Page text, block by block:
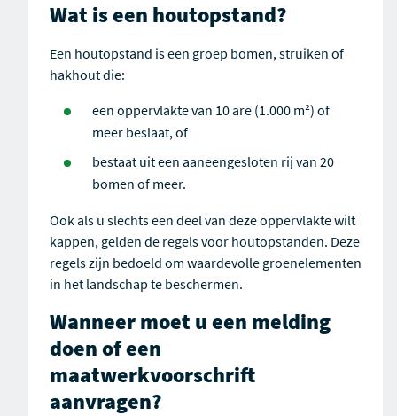
Wat is een houtopstand?
Een houtopstand is een groep bomen, struiken of
hakhout die:
een oppervlakte van 10 are (1.000 m²) of
meer beslaat, of
bestaat uit een aaneengesloten rij van 20
bomen of meer.
Ook als u slechts een deel van deze oppervlakte wilt
kappen, gelden de regels voor houtopstanden. Deze
regels zijn bedoeld om waardevolle groenelementen
in het landschap te beschermen.
Wanneer moet u een melding
doen of een
maatwerkvoorschrift
aanvragen?